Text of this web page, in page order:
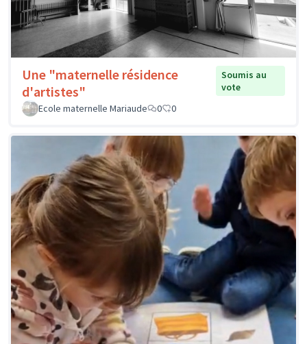
Une "maternelle résidence
d'artistes"
Soumis au
vote
Ecole maternelle Mariaude
0 0